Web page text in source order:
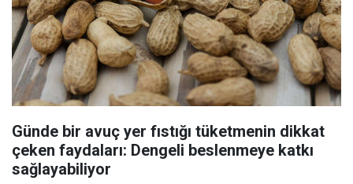
Günde bir avuç yer fıstığı tüketmenin dikkat
çeken faydaları: Dengeli beslenmeye katkı
sağlayabiliyor